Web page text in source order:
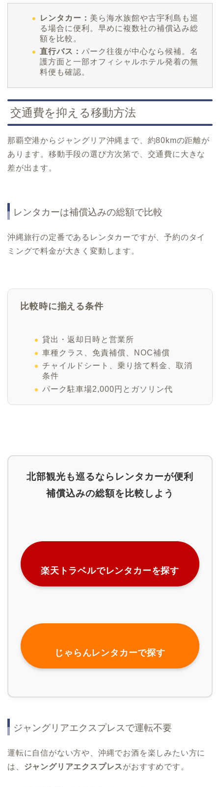
レンタカー： 美ら海水族館や古宇利島も巡
る場合に便利。早めに複数社の補償込み総
額を比較。
直行バス： パーク往復が中心なら候補。名
護方面と一部オフィシャルホテル発着の無
料便も確認。
交通費を抑える移動方法
那覇空港からジャングリア沖縄まで、約80kmの距離が
あります。移動手段の選び方次第で、交通費に大きな
差が出ます。
レンタカーは補償込みの総額で比較
沖縄旅行の定番であるレンタカーですが、予約のタイ
ミングで料金が大きく変動します。
比較時に揃える条件
貸出・返却日時と営業所
車種クラス、免責補償、NOC補償
チャイルドシート、乗り捨て料金、取消
条件
パーク駐車場2,000円とガソリン代
北部観光も巡るならレンタカーが便利
補償込みの総額を比較しよう
楽天トラベルでレンタカーを探す
じゃらんレンタカーで探す
ジャングリアエクスプレスで運転不要
運転に自信がない方や、沖縄でお酒を楽しみたい方に
は、 ジャングリアエクスプレスがおすすめです。